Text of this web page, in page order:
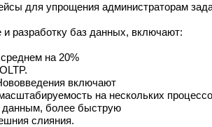
для упрощения администраторам
разработку баз данных, включают:
на 20%
включают
на нескольких
данным, более быструю
слияния.